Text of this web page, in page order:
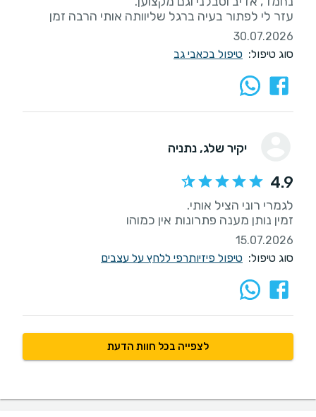
עזר לי לפתור בעיה ברגל שליוותה אותי הרבה זמן
30.07.2026
סוג טיפול: טיפול בכאבי גב
יקיר שלג, נתניה
4.9
זמין נותן מענה פתרונות אין כמוהו
15.07.2026
סוג טיפול: טיפול פיזיותרפי ללחץ על עצבים
לצפייה בכל חוות הדעת